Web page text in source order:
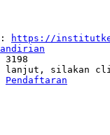
https://
3198
Pendaftaran